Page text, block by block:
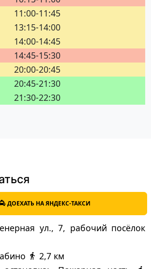
11:00-11:45
13:15-14:00
14:00-14:45
14:45-15:30
20:00-20:45
20:45-21:30
21:30-22:30
ДОЕХАТЬ НА ЯНДЕКС-ТАКСИ
ул., 7, рабочий посёлок
2,7 км